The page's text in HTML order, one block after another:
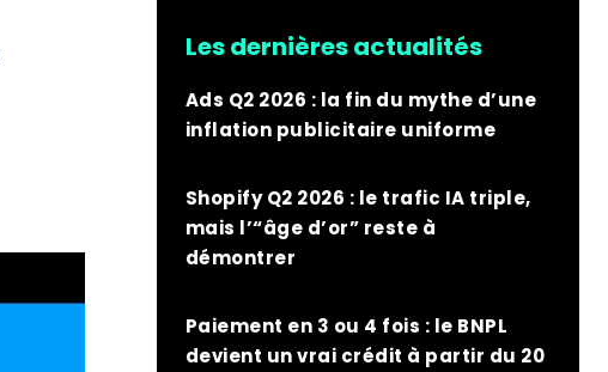
Les dernières actualités
Ads Q2 2026 : la fin du mythe d’une
inflation publicitaire uniforme
Shopify Q2 2026 : le trafic IA triple,
mais l’“âge d’or” reste à
démontrer
Paiement en 3 ou 4 fois : le BNPL
devient un vrai crédit à partir du 20